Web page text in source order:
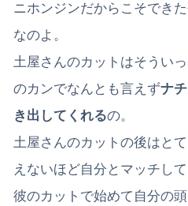
ニホンジンだからこそでき
なのよ。
土屋さんのカットはそうい
のカンでなんとも言えずナ
き出してくれるの。
土屋さんのカットの後はと
えないほど自分とマッチして
彼のカットで始めて自分の